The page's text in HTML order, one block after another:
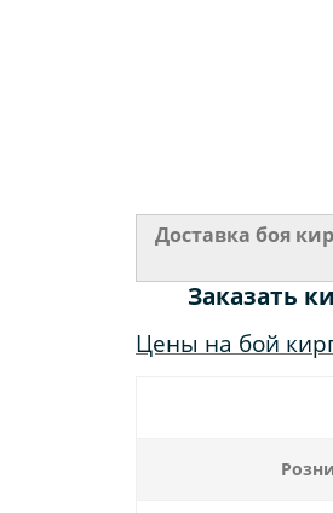
Доставка боя
Заказать
Цены на бой